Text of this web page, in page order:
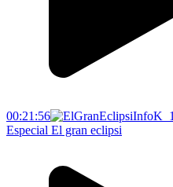
00:21:56
Especial El gran eclipsi